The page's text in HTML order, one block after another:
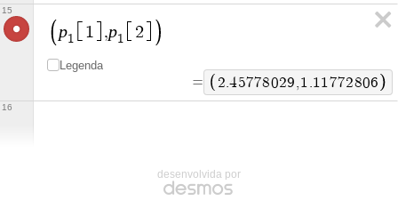
p1 1 ,p1 2
Legenda
= 2.45778029,1.11772806
15
16
desenvolvida por